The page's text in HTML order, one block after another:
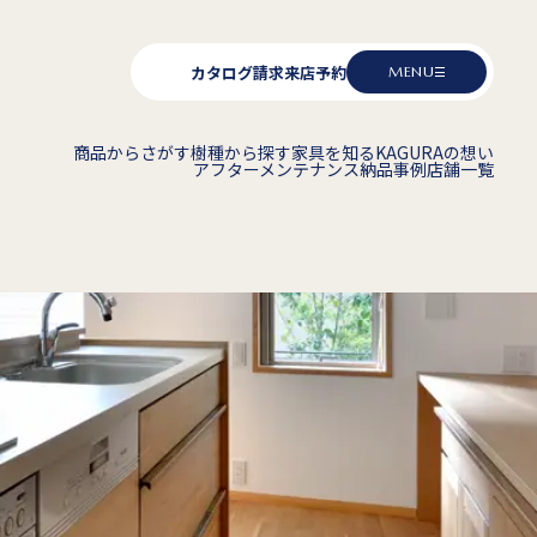
カタログ請求来店予約 MENU
商品からさがす樹種から探す家具を知るKAGURAの想い
アフターメンテナンス納品事例店舗一覧